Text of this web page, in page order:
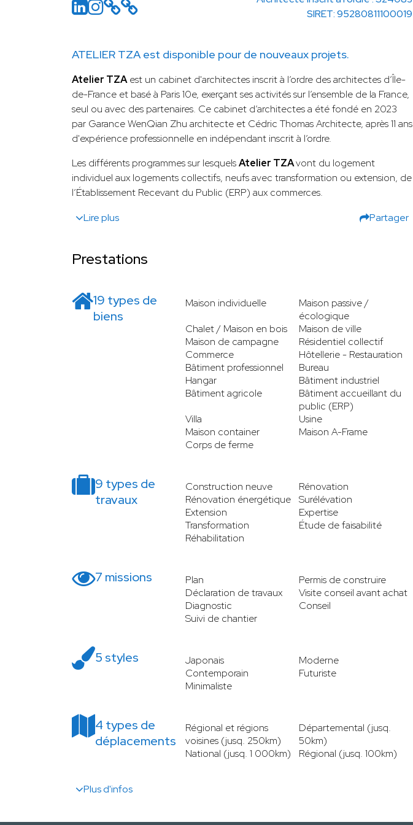
SIRET: 95280811100019
ATELIER TZA est disponible pour de nouveaux projets.
Atelier TZAest un cabinet d'architectes inscrit à l’ordre des architectes d’Île-
de-France et basé à Paris 10e, exerçant ses activités sur l’ensemble de la France,
seul ou avec des partenaires. Ce cabinet d’architectes a été fondé en 2023
par Garance WenQian Zhu architecte et Cédric Thomas Architecte, après 11 ans
d'expérience professionnelle en indépendant inscrit à l’ordre.
Les différents programmes sur lesquelsAtelier TZAvont du logement
individuel aux logements collectifs, neufs avec transformation ou extension, de
l’Établissement Recevant du Public (ERP) aux commerces.
Lire plus
Partager
Prestations
19 types de
biens
Maison individuelle
Maison passive /
écologique
Chalet / Maison en bois
Maison de ville
Maison de campagne
Résidentiel collectif
Commerce
Hôtellerie - Restauration
Bâtiment professionnel
Bureau
Hangar
Bâtiment industriel
Bâtiment agricole
Bâtiment accueillant du
public (ERP)
Villa
Usine
Maison container
Maison A-Frame
Corps de ferme
9 types de
travaux
Construction neuve
Rénovation
Rénovation énergétique
Surélévation
Extension
Expertise
Transformation
Étude de faisabilité
Réhabilitation
7 missions Plan
Permis de construire
Déclaration de travaux
Visite conseil avant achat
Diagnostic
Conseil
Suivi de chantier
5 styles Japonais
Moderne
Contemporain
Futuriste
Minimaliste
4 types de
déplacements
Régional et régions
voisines (jusq. 250km)
Départemental (jusq.
50km)
National (jusq. 1 000km)
Régional (jusq. 100km)
Plus d'infos